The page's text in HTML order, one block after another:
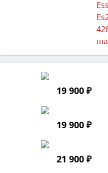
19 900 ₽
19 900 ₽
21 900 ₽